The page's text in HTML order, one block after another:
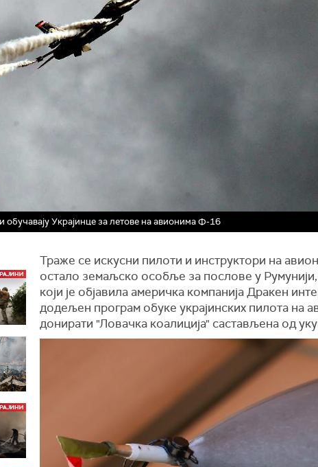
Украјинце за летове на авионима Ф-16
Траже се искусни пилоти и инструктори на
остало земаљско особље за послове у
који је објавила америчка компанија Дракен
додељен програм обуке украјинских пилота на
донирати "Ловачка коалиција" састављена од